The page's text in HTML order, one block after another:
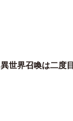
異世界召喚は二度